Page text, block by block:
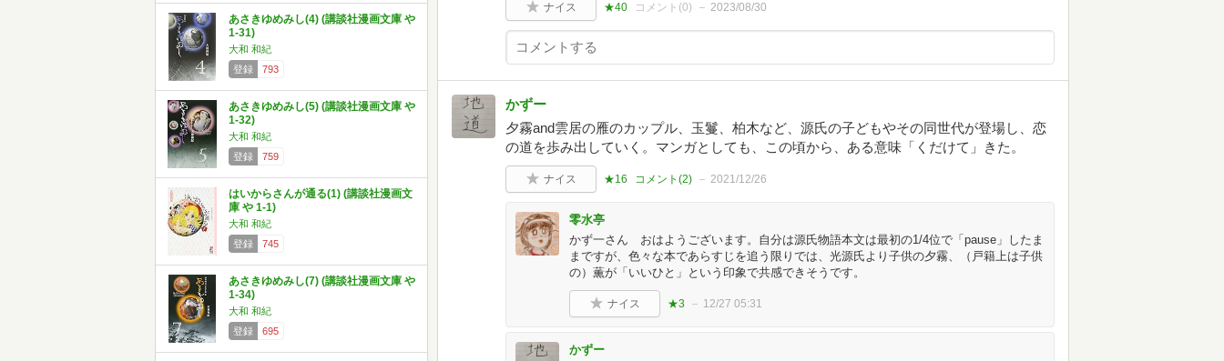
あさきゆめみし(4) (講談社漫画文庫 や
1-31)
大和 和紀
登録
793
あさきゆめみし(5) (講談社漫画文庫 や
1-32)
大和 和紀
登録
759
はいからさんが通る(1) (講談社漫画文
庫 や 1-1)
大和 和紀
登録
745
あさきゆめみし(7) (講談社漫画文庫 や
1-34)
大和 和紀
登録
695
ナイス ★40 コメント(0) 2023/08/30
かずー
夕霧and雲居の雁のカップル、玉鬘、柏木など、源氏の子どもやその同世代が登場し、恋
の道を歩み出していく。マンガとしても、この頃から、ある意味「くだけて」きた。
ナイス ★16 コメント(2) 2021/12/26
零水亭
かず一さん おはようございます。自分は源氏物語本文は最初の1/4位で「pause」したま
まですが、色々な本であらすじを追う限りでは、光源氏より子供の夕霧、（戸籍上は子供
の）薫が「いいひと」という印象で共感できそうです。
ナイス ★3 12/27 05:31
かずー